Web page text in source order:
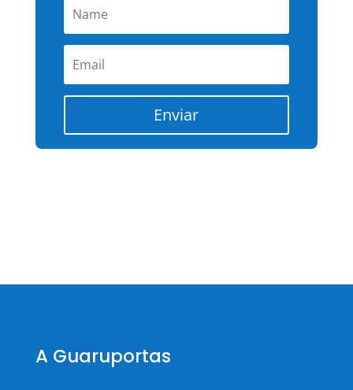
Enviar
A Guaruportas